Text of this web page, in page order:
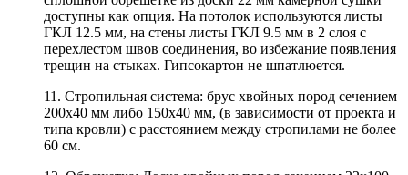
доступны как опция. На потолок используются листы
ГКЛ 12.5 мм, на стены листы ГКЛ 9.5 мм в 2 слоя с
перехлестом швов соединения, во избежание появления
трещин на стыках. Гипсокартон не шпатлюется.
11. Стропильная система: брус хвойных пород сечением
200х40 мм либо 150х40 мм, (в зависимости от проекта и
типа кровли) с расстоянием между стропилами не более
60 см.